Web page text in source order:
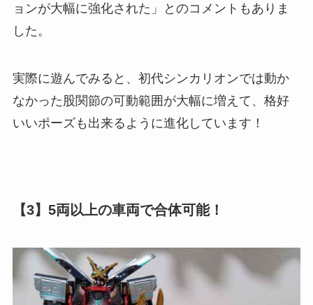
ョンが大幅に強化された」とのコメントもありま
した。
実際に遊んでみると、初代シンカリオンでは動か
なかった股関節の可動範囲が大幅に増えて、格好
いいポーズも出来るように進化しています！
【3】5両以上の車両で合体可能！